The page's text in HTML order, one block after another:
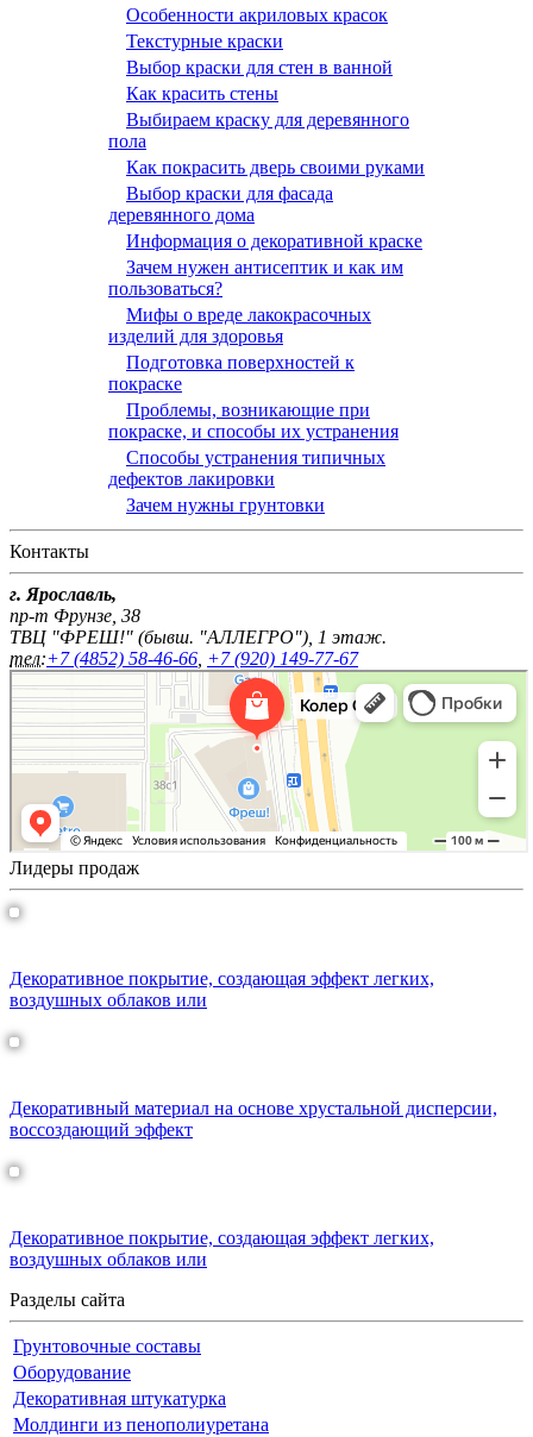
Особенности акриловых красок
Текстурные краски
Выбор краски для стен в ванной
Как красить стены
Выбираем краску для деревянного
пола
Как покрасить дверь своими руками
Выбор краски для фасада
деревянного дома
Информация о декоративной краске
Зачем нужен антисептик и как им
пользоваться?
Мифы о вреде лакокрасочных
изделий для здоровья
Подготовка поверхностей к
покраске
Проблемы, возникающие при
покраске, и способы их устранения
Способы устранения типичных
дефектов лакировки
Зачем нужны грунтовки
Контакты
г. Ярославль,
пр-т Фрунзе, 38
ТВЦ "ФРЕШ!" (бывш. "АЛЛЕГРО"), 1 этаж.
тел:+7 (4852) 58-46-66 +7 (920) 149-77-67
Лидеры продаж
Декоративное покрытие, создающая эффект легких,
воздушных облаков или
Декоративный материал на основе хрустальной дисперсии,
воссоздающий эффект
Декоративное покрытие, создающая эффект легких,
воздушных облаков или
Разделы сайта
Грунтовочные составы
Оборудование
Декоративная штукатурка
Молдинги из пенополиуретана